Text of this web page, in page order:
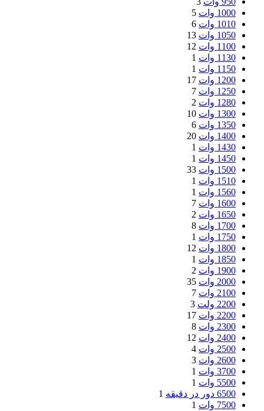
1000 وات
5
1010 وات
6
1050 وات
13
1100 وات
12
1130 وات
1
1150 وات
1
1200 وات
17
1250 وات
7
1280 وات
2
1300 وات
10
1350 وات
6
1400 وات
20
1430 وات
1
1450 وات
1
1500 وات
33
1510 وات
1
1560 وات
1
1600 وات
7
1650 وات
2
1700 وات
8
1750 وات
1
1800 وات
12
1850 وات
1
1900 وات
2
2000 وات
35
2100 وات
7
2200 ولت
3
2200 وات
17
2300 وات
8
2400 وات
12
2500 وات
4
2600 وات
3
3700 وات
1
5500 وات
1
6500 دور در دقیقه
1
7500 وات
1